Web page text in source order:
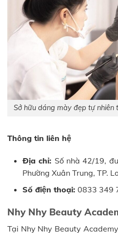
Sở hữu dáng mày đẹp tự
Thông tin liên hệ
Địa chỉ: Số nhà 42/19,
Phường Xuân Trung, TP.
Số điện thoại: 0833 349
Nhy Nhy Beauty
Tại Nhy Nhy Beauty